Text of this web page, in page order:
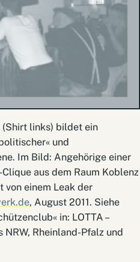
(Shirt links) bildet ein
und
Im Bild: Angehörige einer
aus dem Raum Koblenz
von einem Leak der
, August 2011. Siehe
in: LOTTA –
Rheinland-Pfalz und